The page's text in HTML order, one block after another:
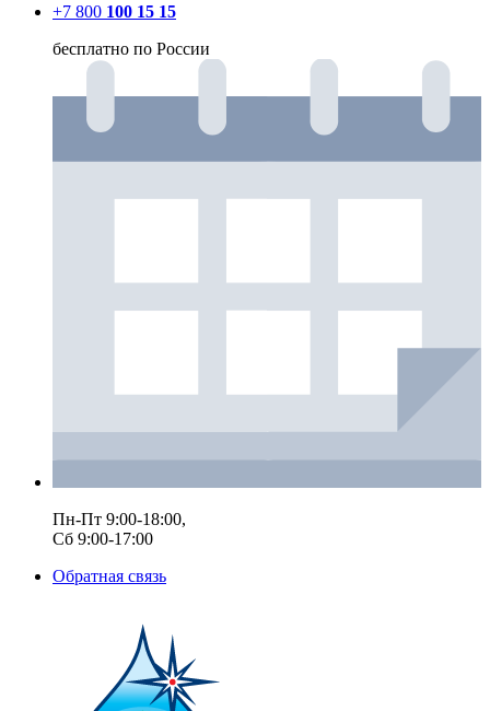
+7 800 100 15 15
бесплатно по России
Пн-Пт 9:00-18:00,
Сб 9:00-17:00
Обратная связь